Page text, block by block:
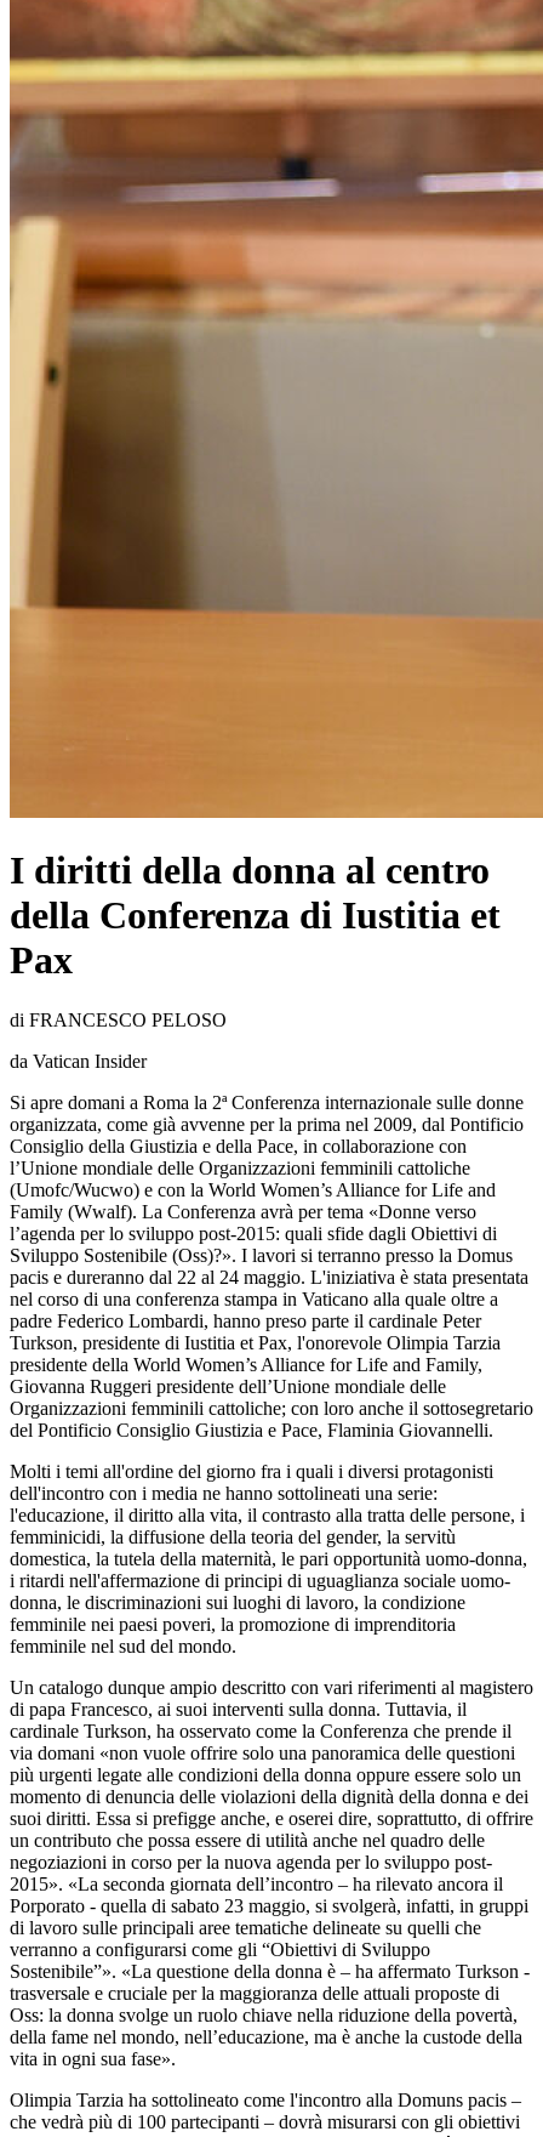
I diritti della donna al centro
della Conferenza di Iustitia et
Pax
di FRANCESCO PELOSO
da Vatican Insider
Si apre domani a Roma la 2ª Conferenza internazionale sulle donne
organizzata, come già avvenne per la prima nel 2009, dal Pontificio
Consiglio della Giustizia e della Pace, in collaborazione con
l’Unione mondiale delle Organizzazioni femminili cattoliche
(Umofc/Wucwo) e con la World Women’s Alliance for Life and
Family (Wwalf). La Conferenza avrà per tema «Donne verso
l’agenda per lo sviluppo post-2015: quali sfide dagli Obiettivi di
Sviluppo Sostenibile (Oss)?». I lavori si terranno presso la Domus
pacis e dureranno dal 22 al 24 maggio. L'iniziativa è stata presentata
nel corso di una conferenza stampa in Vaticano alla quale oltre a
padre Federico Lombardi, hanno preso parte il cardinale Peter
Turkson, presidente di Iustitia et Pax, l'onorevole Olimpia Tarzia
presidente della World Women’s Alliance for Life and Family,
Giovanna Ruggeri presidente dell’Unione mondiale delle
Organizzazioni femminili cattoliche; con loro anche il sottosegretario
del Pontificio Consiglio Giustizia e Pace, Flaminia Giovannelli.
Molti i temi all'ordine del giorno fra i quali i diversi protagonisti
dell'incontro con i media ne hanno sottolineati una serie:
l'educazione, il diritto alla vita, il contrasto alla tratta delle persone, i
femminicidi, la diffusione della teoria del gender, la servitù
domestica, la tutela della maternità, le pari opportunità uomo-donna,
i ritardi nell'affermazione di principi di uguaglianza sociale uomo-
donna, le discriminazioni sui luoghi di lavoro, la condizione
femminile nei paesi poveri, la promozione di imprenditoria
femminile nel sud del mondo.
Un catalogo dunque ampio descritto con vari riferimenti al magistero
di papa Francesco, ai suoi interventi sulla donna. Tuttavia, il
cardinale Turkson, ha osservato come la Conferenza che prende il
via domani «non vuole offrire solo una panoramica delle questioni
più urgenti legate alle condizioni della donna oppure essere solo un
momento di denuncia delle violazioni della dignità della donna e dei
suoi diritti. Essa si prefigge anche, e oserei dire, soprattutto, di offrire
un contributo che possa essere di utilità anche nel quadro delle
negoziazioni in corso per la nuova agenda per lo sviluppo post-
2015». «La seconda giornata dell’incontro – ha rilevato ancora il
Porporato - quella di sabato 23 maggio, si svolgerà, infatti, in gruppi
di lavoro sulle principali aree tematiche delineate su quelli che
verranno a configurarsi come gli “Obiettivi di Sviluppo
Sostenibile”». «La questione della donna è – ha affermato Turkson -
trasversale e cruciale per la maggioranza delle attuali proposte di
Oss: la donna svolge un ruolo chiave nella riduzione della povertà,
della fame nel mondo, nell’educazione, ma è anche la custode della
vita in ogni sua fase».
Olimpia Tarzia ha sottolineato come l'incontro alla Domuns pacis –
che vedrà più di 100 partecipanti – dovrà misurarsi con gli obiettivi